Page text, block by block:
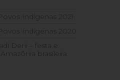
Indígenas 2021
Indígenas 2020
Deni – festa e
brasileira